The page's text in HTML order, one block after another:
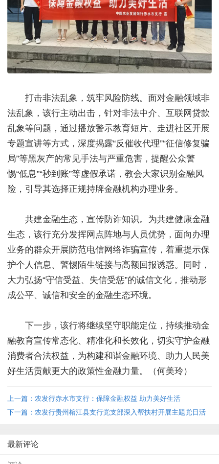
打击非法乱象，筑牢风险防线。面对金融领域非
法乱象，该行主动出击，针对非法中介、互联网贷款
乱象等问题，通过播放警示教育短片、走进社区开展
专题宣讲等方式，深度揭露“反催收代理”“征信修复骗
局”等黑灰产的常见手法与严重危害，提醒公众警
惕“低息”“秒到账”等虚假承诺，教会大家识别金融风
险，引导其选择正规持牌金融机构办理业务。
共建金融生态，宣传防诈知识。为共建健康金融
生态，该行充分发挥网点阵地与人员优势，面向办理
业务的群众开展防范电信网络诈骗宣传，着重提示保
护个人信息、警惕陌生链接与高额回报诱惑。同时，
大力弘扬“守信受益、失信受惩”的诚信文化，推动形
成公平、诚信和安全的金融生态环境。
下一步，该行将继续坚守职能定位，持续推动金
融教育宣传常态化、精准化和长效化，切实守护金融
消费者合法权益，为构建和谐金融环境、助力人民美
好生活贡献更大的政策性金融力量。（何美玲）
上一篇：农发行赤水市支行：保障金融权益 助力美好生活
下一篇：农发行贵州榕江县支行党支部深入帮扶村开展主题党日活
最新评论